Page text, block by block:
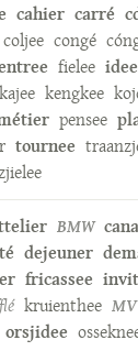
cahier carré
coljee congé
fielee idee
kajee kengkee
pensee
tournee
BMW
dejeuner
fricassee
kruienthee
orsjidee